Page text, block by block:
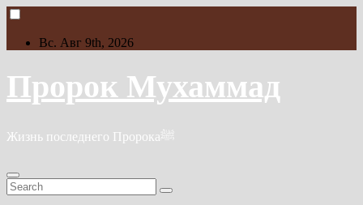
Skip
contentВс. Авг 9th, 2026
Пророк Мухаммад
Жизнь последнего Пророкаﷺ